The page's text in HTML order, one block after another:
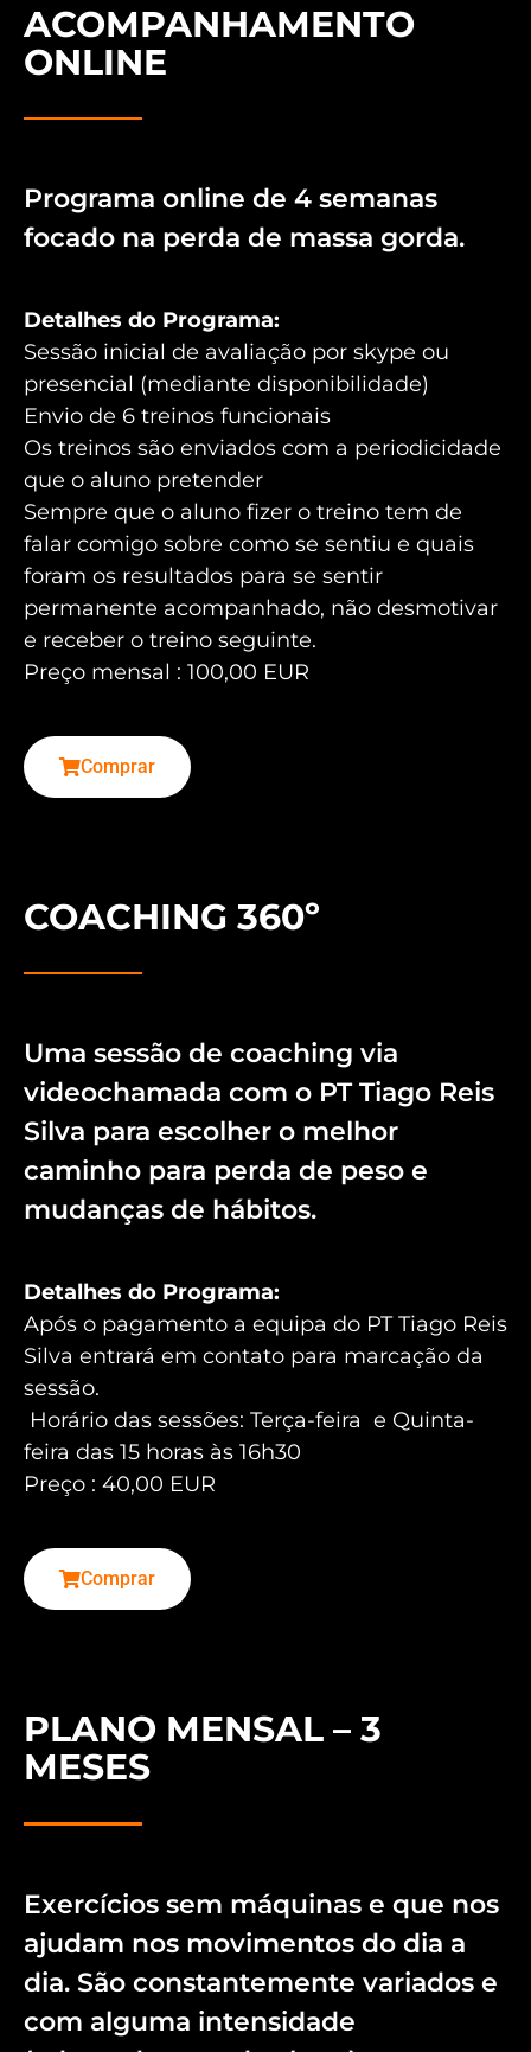
ACOMPANHAMENTO
ONLINE
Programa online de 4 semanas
focado na perda de massa gorda.
Detalhes do Programa:
Sessão inicial de avaliação por skype ou
presencial (mediante disponibilidade)
Envio de 6 treinos funcionais
Os treinos são enviados com a periodicidade
que o aluno pretender
Sempre que o aluno fizer o treino tem de
falar comigo sobre como se sentiu e quais
foram os resultados para se sentir
permanente acompanhado, não desmotivar
e receber o treino seguinte.
Preço mensal : 100,00 EUR
Comprar
COACHING 360º
Uma sessão de coaching via
videochamada com o PT Tiago Reis
Silva para escolher o melhor
caminho para perda de peso e
mudanças de hábitos.
Detalhes do Programa:
Após o pagamento a equipa do PT Tiago Reis
Silva entrará em contato para marcação da
sessão.
Horário das sessões: Terça-feira e Quinta-
feira das 15 horas às 16h30
Preço : 40,00 EUR
Comprar
PLANO MENSAL – 3
MESES
Exercícios sem máquinas e que nos
ajudam nos movimentos do dia a
dia. São constantemente variados e
com alguma intensidade